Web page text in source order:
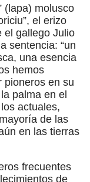
(lapa) molusco
el erizo
el gallego Julio
sentencia: “un
una esencia
hemos
pioneros en su
palma en el
actuales,
de las
en las tierras
frecuentes
de